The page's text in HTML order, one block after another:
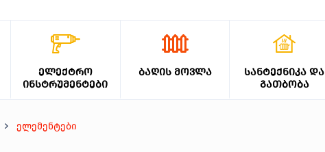
ᲔᲚᲔᲥᲢᲠᲝ
ᲘᲜᲡᲢᲠᲣᲛᲔᲜᲢᲔᲑᲘ
ᲑᲐᲦᲘᲡ ᲛᲝᲕᲚᲐ
ᲡᲐᲜᲢᲔᲥᲜᲘᲙᲐ ᲓᲐ
ᲒᲐᲗᲑᲝᲑᲐ
ელემენტები